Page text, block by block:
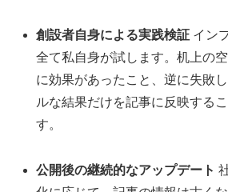
創設者自身による実践検証 イン
全て私自身が試します。机上の
に効果があったこと、逆に失敗
ルな結果だけを記事に反映する
す。
公開後の継続的なアップデート